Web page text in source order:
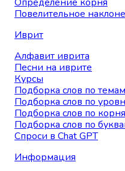
Повелительное
Иврит
Алфавит иврита
Песни на иврите
Курсы
Подборка слов по темам
Подборка слов по
Подборка слов по
Подборка слов по
Спроси в Chat GPT
Информация